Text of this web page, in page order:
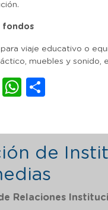
fondos
para viaje educativo o
muebles y sonido,
Twitter
de
Relaciones